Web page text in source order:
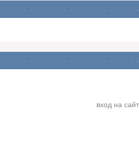
вход на сайт